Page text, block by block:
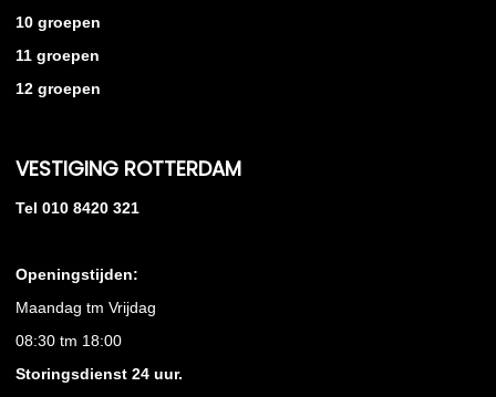
10 groepen
11 groepen
12 groepen
VESTIGING ROTTERDAM
Tel 010 8420 321
Openingstijden:
Maandag tm Vrijdag
08:30 tm 18:00
Storingsdienst 24 uur.